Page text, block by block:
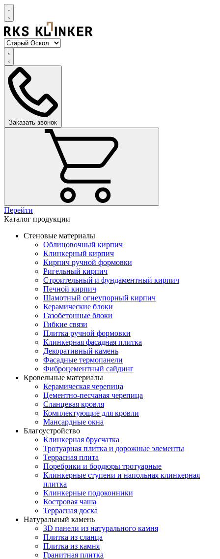
Заказать звонок
Перейти
Каталог продукции
Стеновые материалы
Облицовочный кирпич
Клинкерный кирпич
Кирпич ручной формовки
Ригельный кирпич
Строительный и фундаментный кирпич
Печной кирпич
Шамотный огнеупорный кирпич
Керамические блоки
Газобетонные блоки
Гибкие связи
Плитка ручной формовки
Клинкерная фасадная плитка
Декоративный камень
Фасадные термопанели
Фиброцементный сайдинг
Кровельные материалы
Керамическая черепица
Цементно-песчаная черепица
Сланцевая кровля
Комплектующие для кровли
Мансардные окна
Благоустройство
Клинкерная брусчатка
Тротуарная плитка и дорожные элементы
Террасная плита
Поребрики и бордюры тротуарные
Клинкерные ступени и напольная клинкерная
плитка
Клинкерные подоконники
Костровая чаша
Террасная доска
Натуральный камень
3D панели из натурального камня
Плитка из сланца
Плитка из камня
Гранитная плитка